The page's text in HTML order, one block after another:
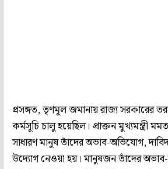
প্রসঙ্গত, তৃণমূল জমানায় রাজ্য সরকারের
কর্মসূচি চালু হয়েছিল। প্রাক্তন মুখ্যমন্ত্রী
সাধারণ মানুষ তাঁদের অভাব-অভিযোগ,
উদ্যোগ নেওয়া হয়। মানুষজন তাঁদের